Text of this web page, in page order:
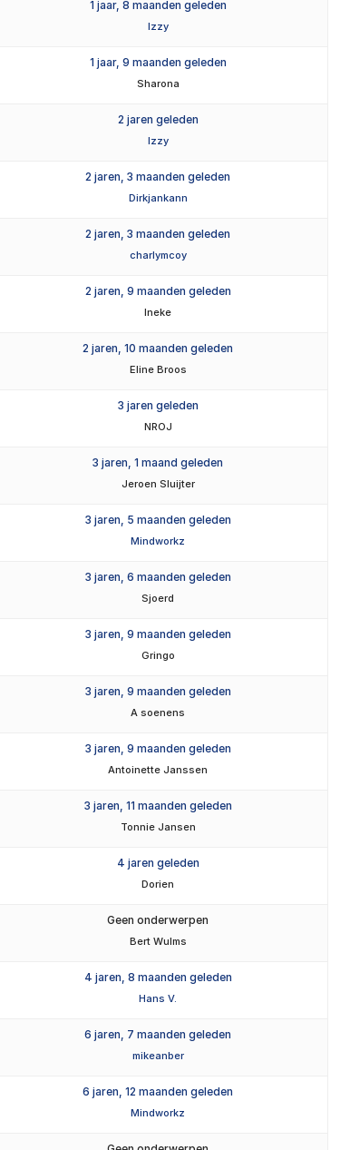
1 jaar, 8 maanden geleden
Izzy
1 jaar, 9 maanden geleden
Sharona
2 jaren geleden
Izzy
2 jaren, 3 maanden geleden
Dirkjankann
2 jaren, 3 maanden geleden
charlymcoy
2 jaren, 9 maanden geleden
Ineke
2 jaren, 10 maanden geleden
Eline Broos
3 jaren geleden
NROJ
3 jaren, 1 maand geleden
Jeroen Sluijter
3 jaren, 5 maanden geleden
Mindworkz
3 jaren, 6 maanden geleden
Sjoerd
3 jaren, 9 maanden geleden
Gringo
3 jaren, 9 maanden geleden
A soenens
3 jaren, 9 maanden geleden
Antoinette Janssen
3 jaren, 11 maanden geleden
Tonnie Jansen
4 jaren geleden
Dorien
Geen onderwerpen
Bert Wulms
4 jaren, 8 maanden geleden
Hans V.
6 jaren, 7 maanden geleden
mikeanber
6 jaren, 12 maanden geleden
Mindworkz